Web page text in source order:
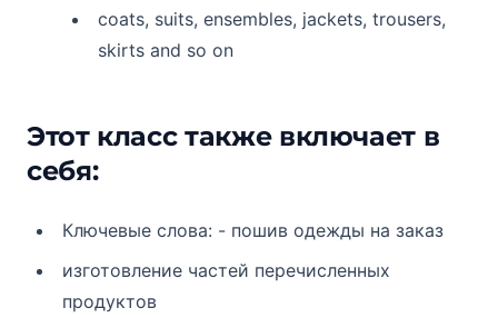
coats, suits, ensembles, jackets, trousers,
skirts and so on
Этот класс также включает в
себя:
Ключевые слова: - пошив одежды на заказ
изготовление частей перечисленных
продуктов